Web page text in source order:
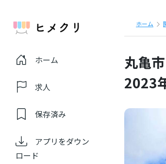
ホーム
求人
保存済み
アプリをダウン
ロード
ホーム
丸亀
2023